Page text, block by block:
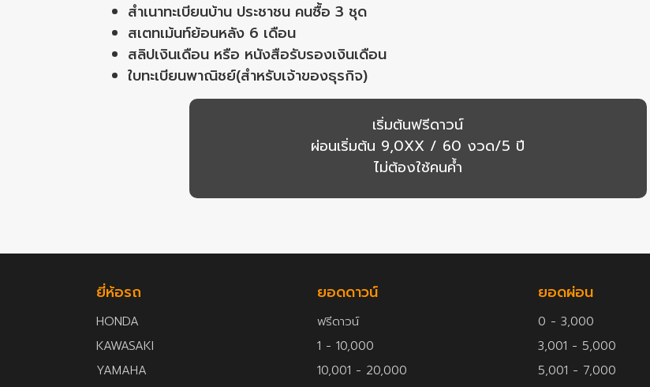
สำเนาทะเบียนบ้าน ประชาชน คนซื้อ 3 ชุด
สเตทเม้นท์ย้อนหลัง 6 เดือน
สลิปเงินเดือน หรือ หนังสือรับรองเงินเดือน
ใบทะเบียนพาณิชย์(สำหรับเจ้าของธุรกิจ)
เริ่มต้นฟรีดาวน์
ผ่อนเริ่มต้น 9,0XX / 60 งวด/5 ปี
ไม่ต้องใช้คนค้ำ
ยี่ห้อรถ
HONDA
KAWASAKI
YAMAHA
ยอดดาวน์
ฟรีดาวน์
1 - 10,000
10,001 - 20,000
ยอดผ่อน
0 - 3,000
3,001 - 5,000
5,001 - 7,000